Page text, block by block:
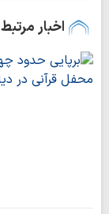
اخبار مرتبط